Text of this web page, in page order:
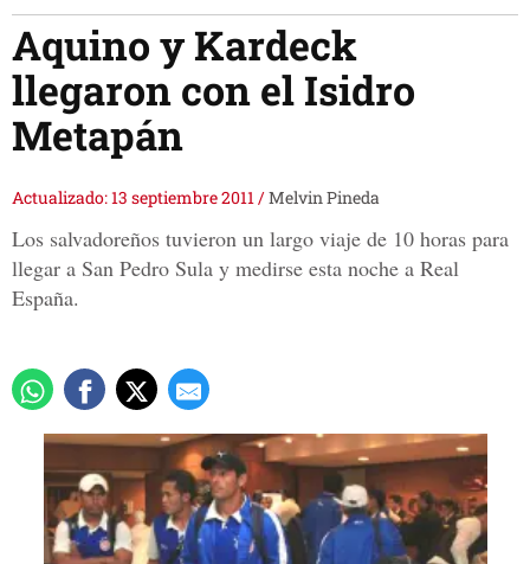
Aquino y Kardeck
llegaron con el Isidro
Metapán
Actualizado: 13 septiembre 2011/Melvin Pineda
Los salvadoreños tuvieron un largo viaje de 10 horas para
llegar a San Pedro Sula y medirse esta noche a Real
España.